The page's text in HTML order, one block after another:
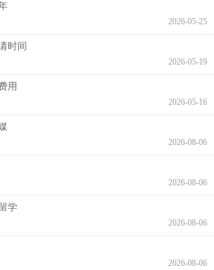
2026-05-25
时间
2026-05-19
用
2026-05-16
2026-08-06
2026-08-06
学
2026-08-06
2026-08-06